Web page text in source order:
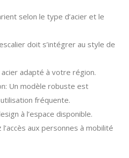
selon le type d’acier et le
doit s’intégrer au style de
acier adapté à votre région.
Un modèle robuste est
fréquente.
à l’espace disponible.
aux personnes à mobilité